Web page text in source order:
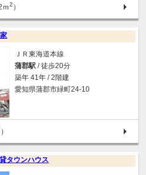
ｍ2 ）
ＪＲ東海道本線
蒲郡駅 / 徒歩20分
築年 41年 / 2階建
愛知県蒲郡市緑町24-10
）
タウンハウス